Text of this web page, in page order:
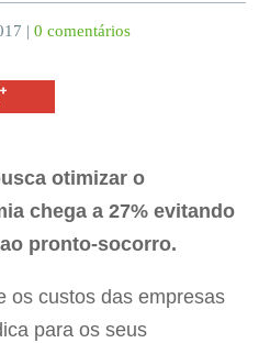
|0 comentários
otimizar o
chega a 27% evitando
pronto-socorro.
os custos das empresas
para os seus